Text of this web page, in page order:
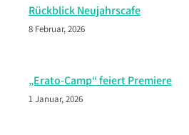
Rückblick Neujahrscafe
8 Februar, 2026
„Erato-Camp“ feiert Premiere
1 Januar, 2026